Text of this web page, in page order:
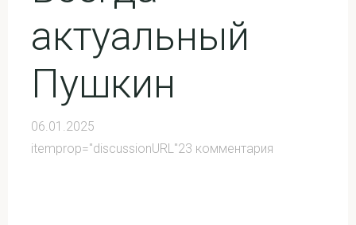
актуальный
Пушкин
06.01.2025
itemprop="discussionURL"23 комментария